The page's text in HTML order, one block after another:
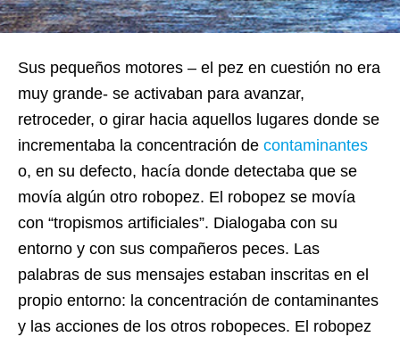
Sus pequeños motores – el pez en cuestión no era
muy grande- se activaban para avanzar,
retroceder, o girar hacia aquellos lugares donde se
incrementaba la concentración de contaminantes
o, en su defecto, hacía donde detectaba que se
movía algún otro robopez. El robopez se movía
con “tropismos artificiales”. Dialogaba con su
entorno y con sus compañeros peces. Las
palabras de sus mensajes estaban inscritas en el
propio entorno: la concentración de contaminantes
y las acciones de los otros robopeces. El robopez